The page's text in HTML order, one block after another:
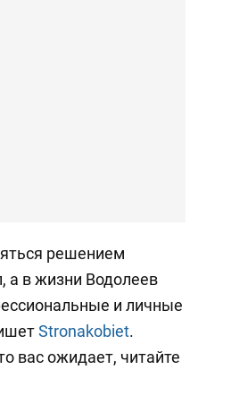
решением
а в жизни Водолеев
и личные
Stronakobiet.
вас ожидает, читайте